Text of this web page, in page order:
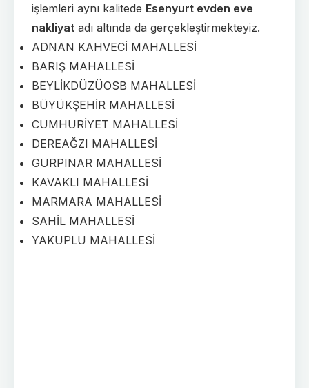
işlemleri aynı kalitede Esenyurt evden eve
nakliyat adı altında da gerçekleştirmekteyiz.
ADNAN KAHVECİ MAHALLESİ
BARIŞ MAHALLESİ
BEYLİKDÜZÜOSB MAHALLESİ
BÜYÜKŞEHİR MAHALLESİ
CUMHURİYET MAHALLESİ
DEREAĞZI MAHALLESİ
GÜRPINAR MAHALLESİ
KAVAKLI MAHALLESİ
MARMARA MAHALLESİ
SAHİL MAHALLESİ
YAKUPLU MAHALLESİ